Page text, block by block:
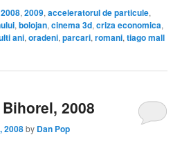
2008,2009,acceleratorul de particule,
,bolojan,cinema 3d,criza economica,
ani,oradeni,parcari,romani,tiago mall
2008
2008by Dan Pop